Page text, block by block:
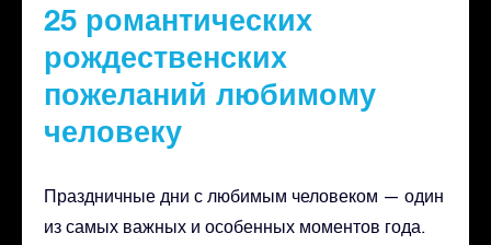
25 романтических
рождественских
пожеланий любимому
человеку
Праздничные дни с любимым человеком — один
из самых важных и особенных моментов года.